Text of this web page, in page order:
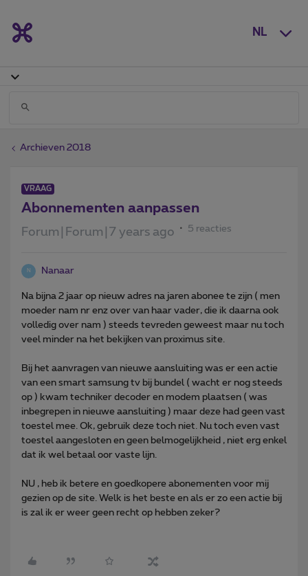
NL
Archieven 2018
VRAAG
Abonnementen aanpassen
Forum|Forum|7 years ago 5 reacties
N Nanaar
Na bijna 2 jaar op nieuw adres na jaren abonee te zijn ( men
moeder nam nr enz over van haar vader, die ik daarna ook
volledig over nam ) steeds tevreden geweest maar nu toch
veel minder na het bekijken van proximus site.
Bij het aanvragen van nieuwe aansluiting was er een actie
van een smart samsung tv bij bundel ( wacht er nog steeds
op ) kwam techniker decoder en modem plaatsen ( was
inbegrepen in nieuwe aansluiting ) maar deze had geen vast
toestel mee. Ok, gebruik deze toch niet. Nu toch even vast
toestel aangesloten en geen belmogelijkheid , niet erg enkel
dat ik wel betaal oor vaste lijn.
NU , heb ik betere en goedkopere abonementen voor mij
gezien op de site. Welk is het beste en als er zo een actie bij
is zal ik er weer geen recht op hebben zeker?